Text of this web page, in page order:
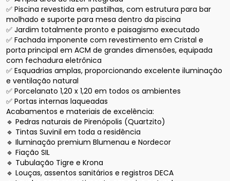
✅ Piscina revestida em pastilhas, com estrutura para bar
molhado e suporte para mesa dentro da piscina
✅ Jardim totalmente pronto e paisagismo executado
✅ Fachada imponente com revestimento em Cristal e
porta principal em ACM de grandes dimensões, equipada
com fechadura eletrônica
✅ Esquadrias amplas, proporcionando excelente iluminação
e ventilação natural
✅ Porcelanato 1,20 x 1,20 em todos os ambientes
✅ Portas internas laqueadas
Acabamentos e materiais de excelência:
🔹 Pedras naturais de Pirenópolis (Quartzito)
🔹 Tintas Suvinil em toda a residência
🔹 Iluminação premium Blumenau e Nordecor
🔹 Fiação SIL
🔹 Tubulação Tigre e Krona
🔹 Louças, assentos sanitários e registros DECA